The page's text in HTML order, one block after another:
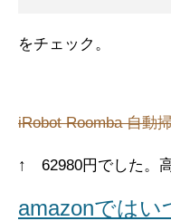
をチェック。
iRobot Roomba 自動
↑ 62980円でした。高
amazonではい